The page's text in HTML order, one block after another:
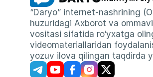
“Daryo” internet-nashrining
huzuridagi Axborot va
vositasi sifatida ro‘yxatga
videomateriallaridan
yozuv ilova qilingan taqdirda